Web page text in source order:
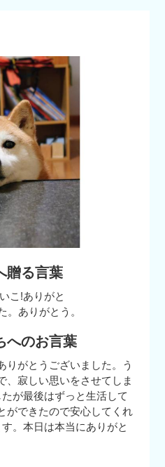
贈る言葉
こ!ありがと
。ありがとう。
へのお言葉
りがとうございました。う
、寂しい思いをさせてしま
が最後はずっと生活して
ができたので安心してくれ
。本日は本当にありがと